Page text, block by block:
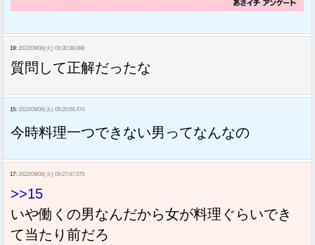
19: 2022/09/06(火) 09:30:38.888
質問して正解だったな
15: 2022/09/06(火) 09:20:08.474
今時料理一つできない男ってなんなの
17: 2022/09/06(火) 09:27:47.075
>>15
いや働くの男なんだから女が料理ぐらいでき
て当たり前だろ